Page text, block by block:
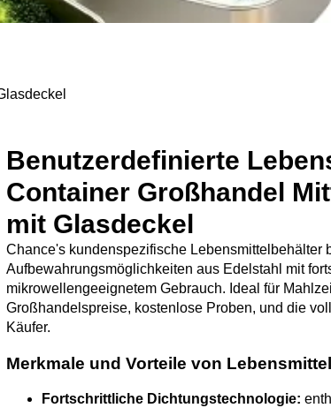
Benutzerdefinierte
Container Großhandel
mit Glasdeckel
Chance's kundenspezifische Lebensmittelbehälter
Aufbewahrungsmöglichkeiten aus Edelstahl mit
mikrowellengeeignetem Gebrauch. Ideal für
Großhandelspreise, kostenlose Proben, und die
Käufer.
Merkmale und Vorteile von
Fortschrittliche Dichtungstechnologie: